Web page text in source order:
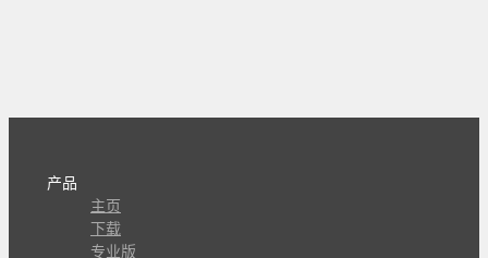
产品
主页
下载
专业版